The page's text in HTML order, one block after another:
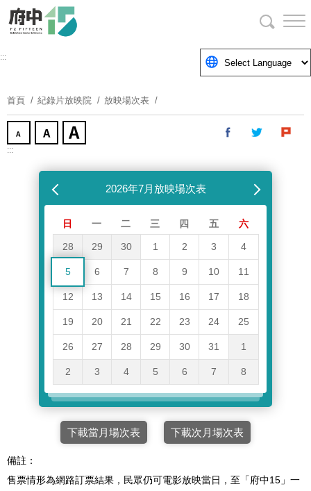
要
塊
:::
首頁 紀錄片放映院 放映場次表
:::
2026年7月放映場次表下個月
日 一 二 三 四 五 六
28 29 30 1 2 3 4
5 6 7 8 9 10 11
12 13 14 15 16 17 18
19 20 21 22 23 24 25
26 27 28 29 30 31 1
2 3 4 5 6 7 8
下載當月場次表 下載次月場次表
備註：
售票情形為網路訂票結果，民眾仍可電影放映當日，至「府中15」一